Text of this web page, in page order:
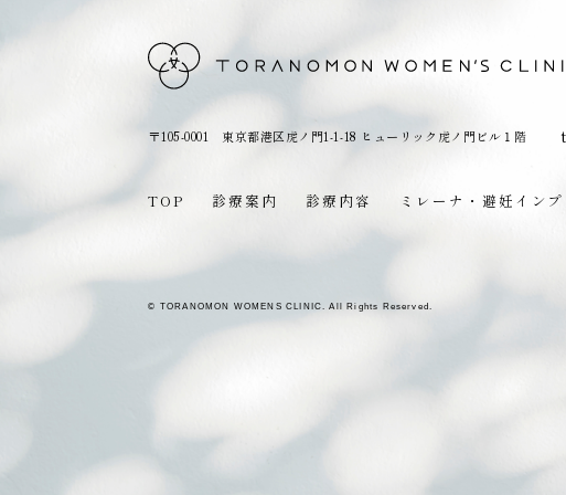
〒105-0001 東京都港区虎ノ門1-1-18 ヒューリック虎ノ門ビル１階
TOP 診療案内 診療内容 ミレーナ・避妊インプ
© TORANOMON WOMENS CLINIC. All Rights Reserved.